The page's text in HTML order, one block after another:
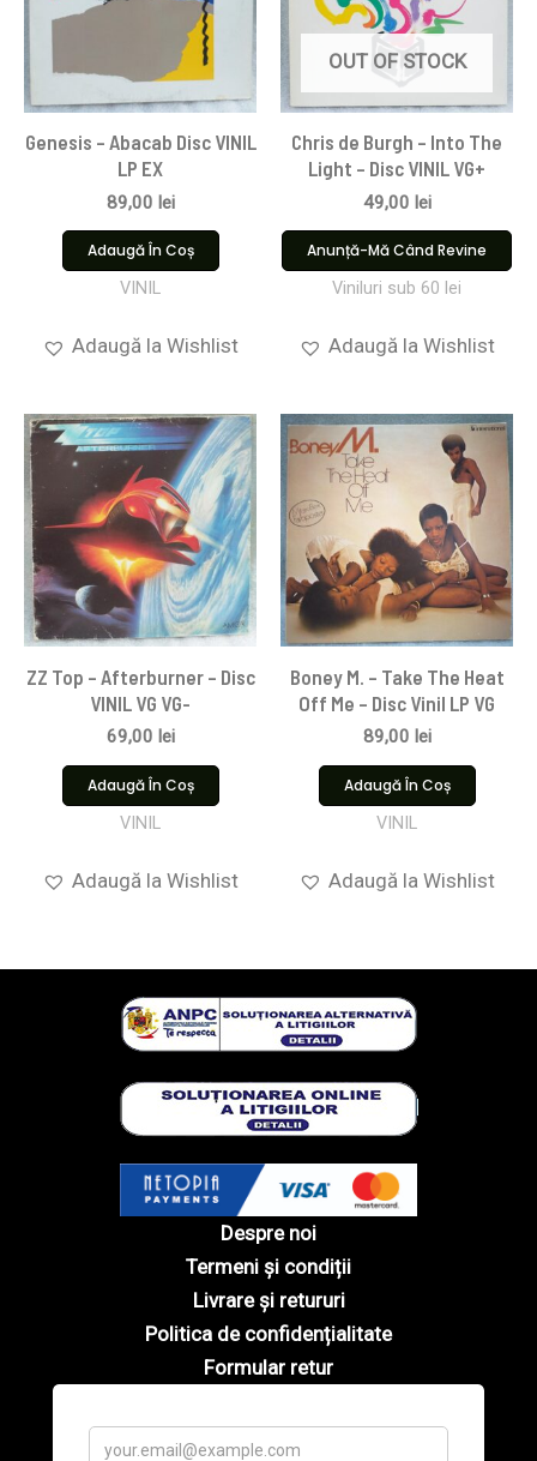
Genesis – Abacab Disc VINIL
LP EX
89,00 lei
Adaugă În Coș
VINIL
Adaugă la Wishlist
OUT OF STOCK
Chris de Burgh – Into The
Light – Disc VINIL VG+
49,00 lei
Anunță-Mă Când Revine
Viniluri sub 60 lei
Adaugă la Wishlist
ZZ Top – Afterburner – Disc
VINIL VG VG-
69,00 lei
Adaugă În Coș
VINIL
Adaugă la Wishlist
Boney M. – Take The Heat
Off Me – Disc Vinil LP VG
89,00 lei
Adaugă În Coș
VINIL
Adaugă la Wishlist
Despre noi
Termeni și condiții
Livrare și retururi
Politica de confidențialitate
Formular retur